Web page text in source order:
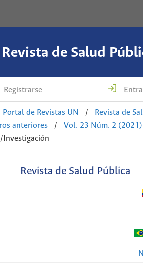
Revista de Salud
Registrarse
Portal de Revistas UN /
Revista de
anteriores /
Vol. 23 Núm. 2 (2021)
Investigación
Revista de Salud Pública